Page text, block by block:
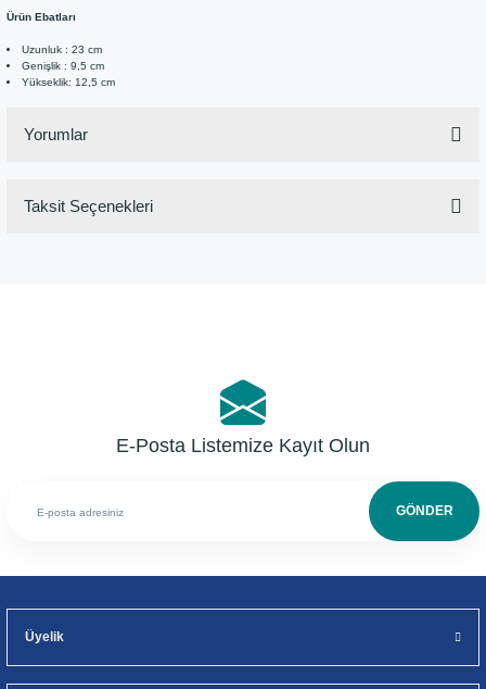
Ürün Ebatları
Uzunluk : 23 cm
Genişlik : 9,5 cm
Yükseklik: 12,5 cm
Yorumlar
Taksit Seçenekleri
E-Posta Listemize Kayıt Olun
GÖNDER
Üyelik